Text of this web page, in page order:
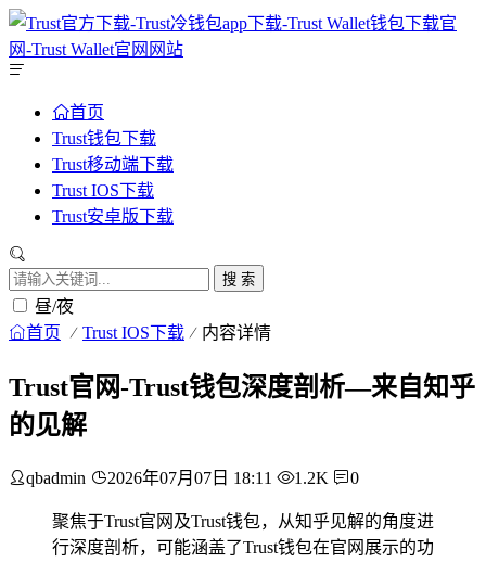
首页
Trust钱包下载
Trust移动端下载
Trust IOS下载
Trust安卓版下载
搜 索
昼/夜
首页 Trust IOS下载 内容详情
Trust官网-Trust钱包深度剖析—来自知乎
的见解
qbadmin 2026年07月07日 18:11 1.2K 0
聚焦于Trust官网及Trust钱包，从知乎见解的角度进
行深度剖析，可能涵盖了Trust钱包在官网展示的功